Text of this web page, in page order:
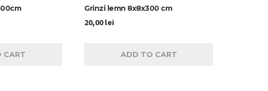
CART
Grinzi lemn 8x8x300 cm
20,00lei
ADD TO CART